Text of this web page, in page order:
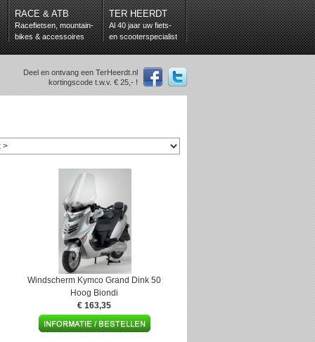
RACE & ATB
Racefietsen, mountain-
bikes & accessoires
TER HEERDT
Al 40 jaar uw fiets-
en scooterspecialist
Deel en ontvang een TerHeerdt.nl
kortingscode t.w.v. € 25,- !
Windscherm Kymco Grand Dink 50
Hoog Biondi
€ 163,35